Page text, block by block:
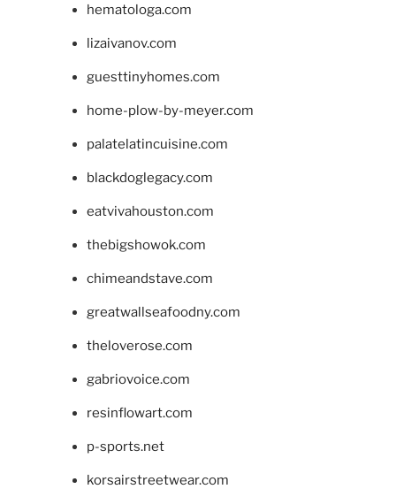
hematologa.com
lizaivanov.com
guesttinyhomes.com
home-plow-by-meyer.com
palatelatincuisine.com
blackdoglegacy.com
eatvivahouston.com
thebigshowok.com
chimeandstave.com
greatwallseafoodny.com
theloverose.com
gabriovoice.com
resinflowart.com
p-sports.net
korsairstreetwear.com